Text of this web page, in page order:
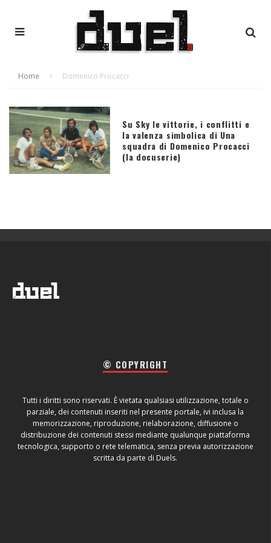
Home Domenico Procacci
Su Sky le vittorie, i conflitti e
la valenza simbolica di Una
squadra di Domenico Procacci
(la docuserie)
© COPYRIGHT
Tutti i diritti sono riservati. È vietata qualsiasi utilizzazione, totale o
parziale, dei contenuti inseriti nel presente portale, ivi inclusa la
memorizzazione, riproduzione, rielaborazione, diffusione o
distribuzione dei contenuti stessi mediante qualunque piattaforma
tecnologica, supporto o rete telematica, senza previa autorizzazione
scritta da parte di Duels.